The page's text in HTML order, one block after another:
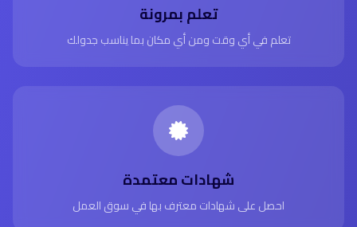
تعلم بمرونة
تعلم في أي وقت ومن أي مكان بما يناسب جدولك
شهادات معتمدة
احصل على شهادات معترف بها في سوق العمل